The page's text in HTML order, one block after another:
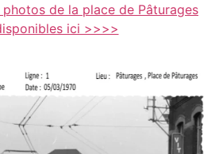
photos de la place de Pâturages
ici >>>>